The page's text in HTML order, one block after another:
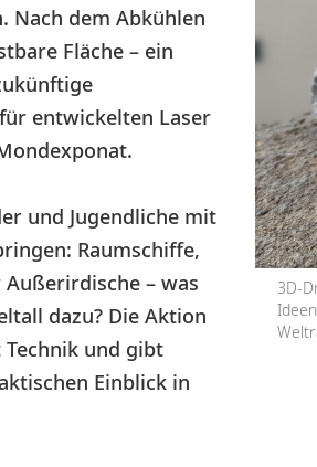
3D-
Nach dem Abkühlen
Fläche – ein
entwickelten Laser
und Jugendliche mit
Raumschiffe,
– was
dazu? Die Aktion
und gibt
Einblick in